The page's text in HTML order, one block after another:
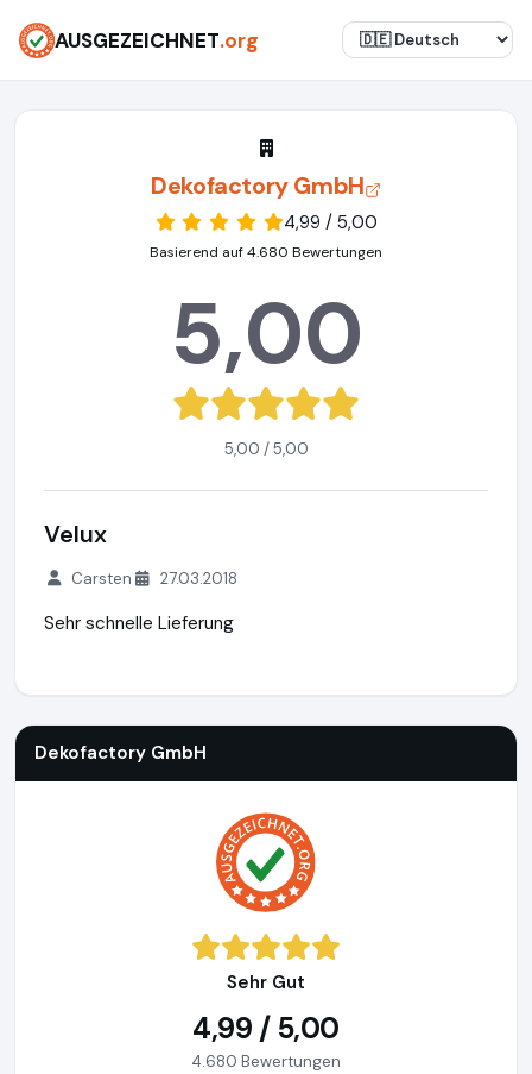
AUSGEZEICHNET.org
Dekofactory GmbH
4,99 / 5,00
Basierend auf 4.680 Bewertungen
5,00
5,00 / 5,00
Velux
Carsten 27.03.2018
Sehr schnelle Lieferung
Dekofactory GmbH
Sehr Gut
4,99 / 5,00
4.680 Bewertungen